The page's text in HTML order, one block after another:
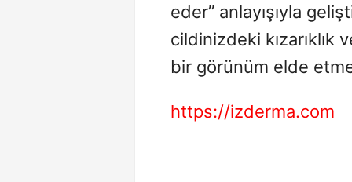
eder” anlayışıyla
cildinizdeki kızarıklık
bir görünüm elde
https://izderma.com